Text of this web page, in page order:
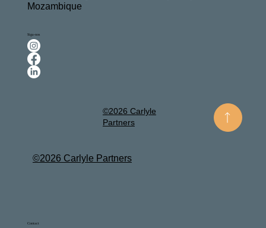
Contact
Mozambique
Siga-nos
©2026 Carlyle
Partners
©2026 Carlyle Partners